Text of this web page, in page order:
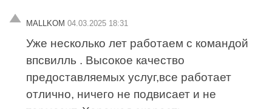
MALLKOM 04.03.2025 18:31
Уже несколько лет работаем с командой
впсвилль . Высокое качество
предоставляемых услуг,все работает
отлично, ничего не подвисает и не